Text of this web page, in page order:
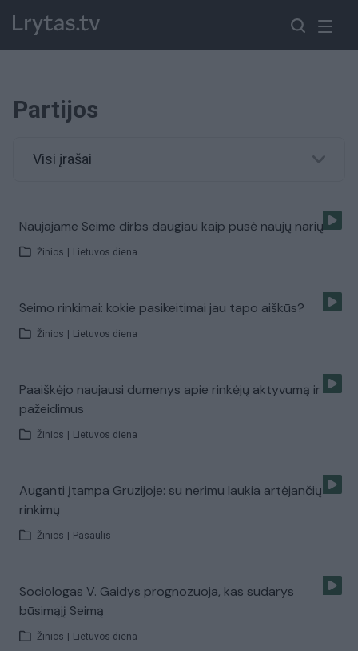
Partijos
Visi įrašai
Naujajame Seime dirbs daugiau kaip pusė naujų narių
Žinios Lietuvos diena
Seimo rinkimai: kokie pasikeitimai jau tapo aiškūs?
Žinios Lietuvos diena
Paaiškėjo naujausi dumenys apie rinkėjų aktyvumą ir
pažeidimus
Žinios Lietuvos diena
Auganti įtampa Gruzijoje: su nerimu laukia artėjančių
rinkimų
Žinios Pasaulis
Sociologas V. Gaidys prognozuoja, kas sudarys
būsimąjį Seimą
Žinios Lietuvos diena